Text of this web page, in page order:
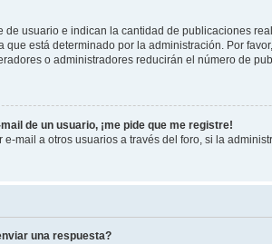
usuario e indican la cantidad de publicaciones
que está determinado por la administración. Por
o administradores reducirán el número de
de un usuario, ¡me pide que me registre!
mail a otros usuarios a través del foro, si la
una respuesta?